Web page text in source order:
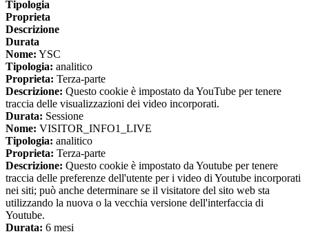
Tipologia
Proprieta
Descrizione
Durata
Nome: YSC
Tipologia: analitico
Proprieta: Terza-parte
Descrizione: Questo cookie è impostato da YouTube per tenere
traccia delle visualizzazioni dei video incorporati.
Durata: Sessione
Nome: VISITOR_INFO1_LIVE
Tipologia: analitico
Proprieta: Terza-parte
Descrizione: Questo cookie è impostato da Youtube per tenere
traccia delle preferenze dell'utente per i video di Youtube incorporati
nei siti; può anche determinare se il visitatore del sito web sta
utilizzando la nuova o la vecchia versione dell'interfaccia di
Youtube.
Durata: 6 mesi